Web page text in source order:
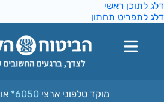
לתוכן ראשי
לתפריט תחתון
מוקד טלפוני ארצי*6050או